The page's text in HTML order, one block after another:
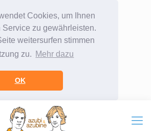
Cookies, um Ihnen
zu gewährleisten.
weitersurfen stimmen
zu. Mehr dazu
OK